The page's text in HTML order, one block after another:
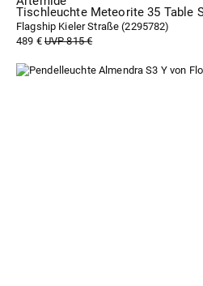
Tischleuchte Meteorite 35 Table
Flagship Kieler Straße (2295782)
489 €UVP 815 €